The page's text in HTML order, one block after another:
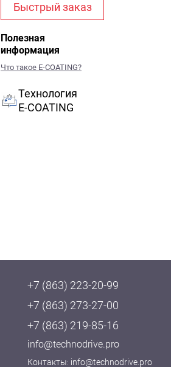
Быстрый заказ
Полезная
информация
Что такое E-COATING?
Технология
E-COATING
+7 (863) 223-20-99
+7 (863) 273-27-00
+7 (863) 219-85-16
info@technodrive.pro
Контакты: info@technodrive.pro